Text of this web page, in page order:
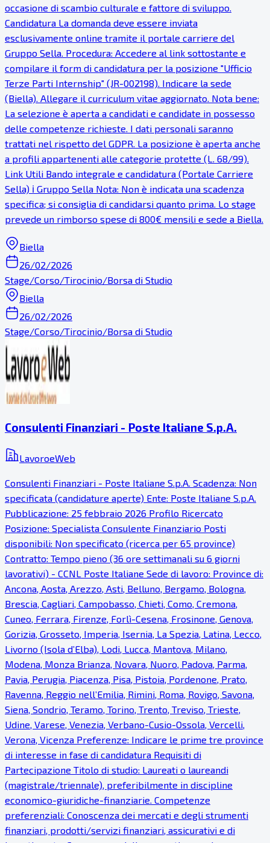
occasione di scambio culturale e fattore di sviluppo.
Candidatura La domanda deve essere inviata
esclusivamente online tramite il portale carriere del
Gruppo Sella. Procedura: Accedere al link sottostante e
compilare il form di candidatura per la posizione "Ufficio
Terze Parti Internship" (JR-002198). Indicare la sede
(Biella). Allegare il curriculum vitae aggiornato. Nota bene:
La selezione è aperta a candidati e candidate in possesso
delle competenze richieste. I dati personali saranno
trattati nel rispetto del GDPR. La posizione è aperta anche
a profili appartenenti alle categorie protette (L. 68/99).
Link Utili Bando integrale e candidatura (Portale Carriere
Sella) ℹ Gruppo Sella Nota: Non è indicata una scadenza
specifica; si consiglia di candidarsi quanto prima. Lo stage
prevede un rimborso spese di 800€ mensili e sede a Biella.
Biella
26/02/2026
Stage/Corso/Tirocinio/Borsa di Studio
Biella
26/02/2026
Stage/Corso/Tirocinio/Borsa di Studio
Consulenti Finanziari - Poste Italiane S.p.A.
LavoroeWeb
Consulenti Finanziari - Poste Italiane S.p.A. Scadenza: Non
specificata (candidature aperte) Ente: Poste Italiane S.p.A.
Pubblicazione: 25 febbraio 2026 Profilo Ricercato
Posizione: Specialista Consulente Finanziario Posti
disponibili: Non specificato (ricerca per 65 province)
Contratto: Tempo pieno (36 ore settimanali su 6 giorni
lavorativi) - CCNL Poste Italiane Sede di lavoro: Province di:
Ancona, Aosta, Arezzo, Asti, Belluno, Bergamo, Bologna,
Brescia, Cagliari, Campobasso, Chieti, Como, Cremona,
Cuneo, Ferrara, Firenze, Forlì-Cesena, Frosinone, Genova,
Gorizia, Grosseto, Imperia, Isernia, La Spezia, Latina, Lecco,
Livorno (Isola d’Elba), Lodi, Lucca, Mantova, Milano,
Modena, Monza Brianza, Novara, Nuoro, Padova, Parma,
Pavia, Perugia, Piacenza, Pisa, Pistoia, Pordenone, Prato,
Ravenna, Reggio nell’Emilia, Rimini, Roma, Rovigo, Savona,
Siena, Sondrio, Teramo, Torino, Trento, Treviso, Trieste,
Udine, Varese, Venezia, Verbano-Cusio-Ossola, Vercelli,
Verona, Vicenza Preferenze: Indicare le prime tre province
di interesse in fase di candidatura Requisiti di
Partecipazione Titolo di studio: Laureati o laureandi
(magistrale/triennale), preferibilmente in discipline
economico-giuridiche-finanziarie. Competenze
preferenziali: Conoscenza dei mercati e degli strumenti
finanziari, prodotti/servizi finanziari, assicurativi e di